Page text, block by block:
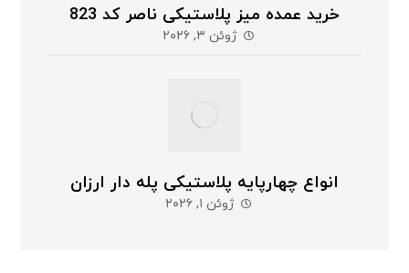
خرید عمده میز پلاستیکی ناصر کد 823
ژوئن ۳, ۲۰۲۶
انواع چهارپایه پلاستیکی پله دار ارزان
ژوئن ۱, ۲۰۲۶